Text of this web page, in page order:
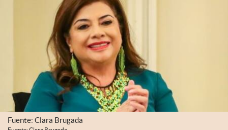
abre en nueva pestaña
México
Fuente: Clara Brugada